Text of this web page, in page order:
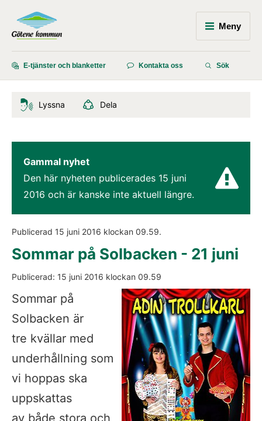
Meny
E-tjänster och blanketter Kontakta oss Sök
Lyssna Dela
Gammal nyhet
Den här nyheten publicerades 15 juni
2016 och är kanske inte aktuell längre.
Publicerad 15 juni 2016 klockan 09.59.
Sommar på Solbacken - 21 juni
Publicerad: 15 juni 2016 klockan 09.59
Sommar på
Solbacken är
tre kvällar med
underhållning som
vi hoppas ska
uppskattas
av både stora och